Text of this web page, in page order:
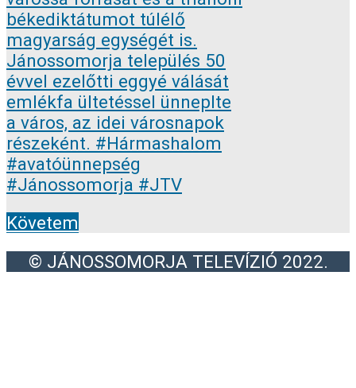
Követem
© JÁNOSSOMORJA TELEVÍZIÓ 2022.